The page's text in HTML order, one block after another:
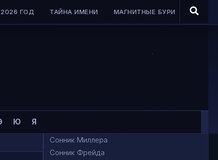
ГОД ТАЙНА ИМЕНИ МАГНИТНЫЕ БУРИ
Ю Я
Сонник Миллера
Сонник Фрейда